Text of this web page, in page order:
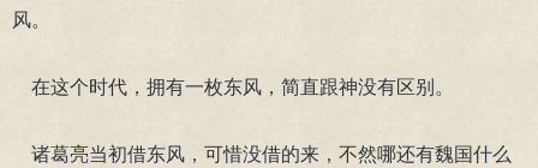
风。
在这个时代，拥有一枚东风，简直跟神没有区别。
诸葛亮当初借东风，可惜没借的来，不然哪还有魏国什么